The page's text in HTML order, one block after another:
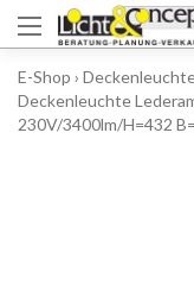
E-Shop ›
Deckenleuchte
230V/3400lm/H=432